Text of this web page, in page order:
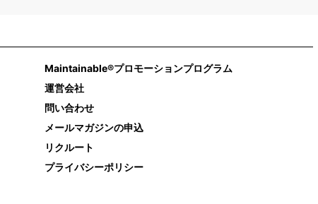
Maintainable®プロモーションプログラム
運営会社
問い合わせ
メールマガジンの申込
リクルート
プライバシーポリシー